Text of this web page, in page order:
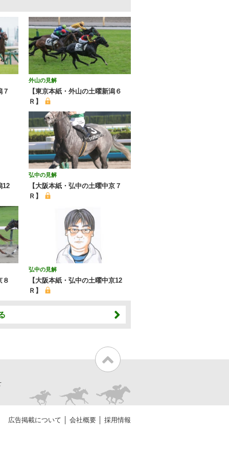
外山の見解
【東京本紙・外山の土曜新潟６
Ｒ】
12
弘中の見解
【大阪本紙・弘中の土曜中京７
Ｒ】
８
弘中の見解
【大阪本紙・弘中の土曜中京12
Ｒ】
広告掲載について 会社概要 採用情報